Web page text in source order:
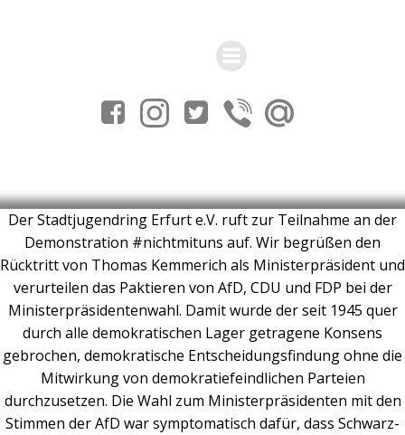
springen
Der Stadtjugendring Erfurt e.V. ruft zur Teilnahme an der
Demonstration #nichtmituns auf. Wir begrüßen den
Rücktritt von Thomas Kemmerich als Ministerpräsident und
verurteilen das Paktieren von AfD, CDU und FDP bei der
Ministerpräsidentenwahl. Damit wurde der seit 1945 quer
durch alle demokratischen Lager getragene Konsens
gebrochen, demokratische Entscheidungsfindung ohne die
Mitwirkung von demokratiefeindlichen Parteien
durchzusetzen. Die Wahl zum Ministerpräsidenten mit den
Stimmen der AfD war symptomatisch dafür, dass Schwarz-